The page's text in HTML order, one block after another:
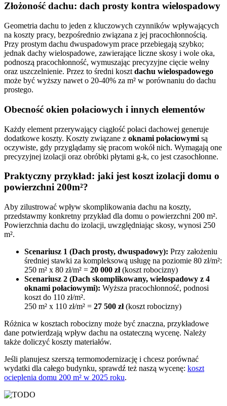
Złożoność dachu: dach prosty kontra wielospadowy
Geometria dachu to jeden z kluczowych czynników wpływających
na koszty pracy, bezpośrednio związana z jej pracochłonnością.
Przy prostym dachu dwuspadowym prace przebiegają szybko;
jednak dachy wielospadowe, zawierające liczne skosy i wole oka,
podnoszą pracochłonność, wymuszając precyzyjne cięcie wełny
oraz uszczelnienie. Przez to średni koszt dachu wielospadowego
może być wyższy nawet o 20-40% za m² w porównaniu do dachu
prostego.
Obecność okien połaciowych i innych elementów
Każdy element przerywający ciągłość połaci dachowej generuje
dodatkowe koszty. Koszty związane z oknami połaciowymi są
oczywiste, gdy przyglądamy się pracom wokół nich. Wymagają one
precyzyjnej izolacji oraz obróbki płytami g-k, co jest czasochłonne.
Praktyczny przykład: jaki jest koszt izolacji domu o
powierzchni 200m²?
Aby zilustrować wpływ skomplikowania dachu na koszty,
przedstawmy konkretny przykład dla domu o powierzchni 200 m².
Powierzchnia dachu do izolacji, uwzględniając skosy, wynosi 250
m².
Scenariusz 1 (Dach prosty, dwuspadowy): Przy założeniu
średniej stawki za kompleksową usługę na poziomie 80 zł/m²:
250 m² x 80 zł/m² = 20 000 zł(koszt robocizny)
Scenariusz 2 (Dach skomplikowany, wielospadowy z 4
oknami połaciowymi): Wyższa pracochłonność, podnosi
koszt do 110 zł/m².
250 m² x 110 zł/m² = 27 500 zł(koszt robocizny)
Różnica w kosztach robocizny może być znaczna, przykładowe
dane potwierdzają wpływ dachu na ostateczną wycenę. Należy
także doliczyć koszty materiałów.
Jeśli planujesz szerszą termomodernizację i chcesz porównać
wydatki dla całego budynku, sprawdź też naszą wycenę: koszt
ocieplenia domu 200 m² w 2025 roku.